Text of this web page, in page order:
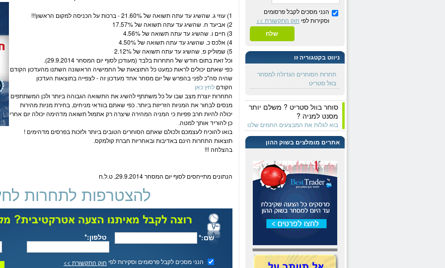
1) עוזי ג. שהשיג עד עתה תשואה של 21.60% - ברכות על הכניסה למקום הראשון!!!
2) אביעד ח. שהשיג עד עתה תשואה של 17.57%
3) חיים ו. שהשיג עד עתה תשואה של 4.56%
4) אלכס כ. שהשיג עד עתה תשואה של 4.50%
5) שמוליק פ. שהשיג עד עתה תשואה של 2.12%
וכל זאת בתום חודש של התחרות בלבד (מעודכן לסוף יום המסחר
כפי שאתם יכולים לראות כמעט כל התוצאות של החמישיה הראשונה השתנו מהעדכון הקודם
שהיה סה"כ לפני בהפרש של יום מסחר אחד מעדכון זה - לצפייה בתוצאות העדכון
הקודם לחץ כאן
התחרות יוצרת מצב שבו על כל משתתף להשיג את התשואה הגבוהה ביותר ולכן המשתתפים
מנסים לבחור את המניות הזריזות ביותר. כפי שאתם בוודאי מניחים, בחירתמניותמהירות
יכולה להיות חרב פפיות כי המניה המהירה שיצרה רק אתמול תשואה מדהימה יכולה יום אחרי
כן להוריד אותך למטה.
בואו להוכיח לעצמכם ולכולם שאתם הסוחרים הטובים ביותר ולזכות בפרסים מדהימים !
תוצאות התחרות הינם באדיבות ובאחריות חברתקולמקס.
בהצלחה !!!
הנתונים מתייחסים לסוף יום המסחר
להצטרפות לתחרות
שם:* טלפון:*
הנני מסכים לקבל פרסומים וסקירות לפי חוק התקשורת >>
הנני מסכים לקבל פרסומים
וסקירות לפי חוק התקשורת >>
שלח
ניווט בקטגוריה זו
תחרות הסוחרים הגדולה למסחר
בוול סטריט
סוחר בוול סטריט ? משלם יותר
מסנט למניה ?
בוא לגלות את המבצעים החמים שלנו
אתרים מומלצים בשוק ההון